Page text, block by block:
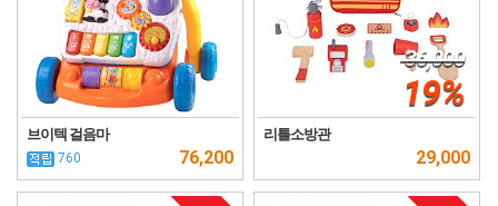
브이텍 걸음마
760 76,200
36,000
19%
리틀소방관
29,000